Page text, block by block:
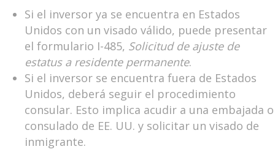
Si el inversor ya se encuentra en Estados
Unidos con un visado válido, puede presentar
el formulario I-485, Solicitud de ajuste de
estatus a residente permanente.
Si el inversor se encuentra fuera de Estados
Unidos, deberá seguir el procedimiento
consular. Esto implica acudir a una embajada o
consulado de EE. UU. y solicitar un visado de
inmigrante.